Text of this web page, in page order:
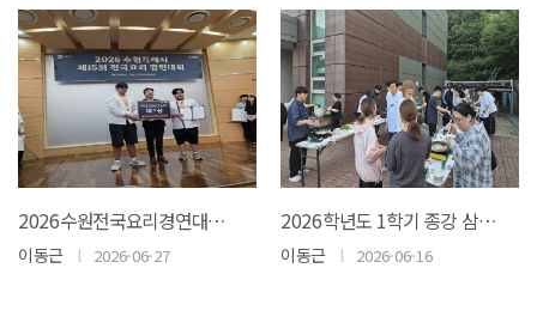
2026수원전국요리경연대회 대상수상(상금 2,000,000원)
이동근 l 2026-06-27
2026학년도 1학기 종강 삼겹살 파티
이동근 l 2026-06-16